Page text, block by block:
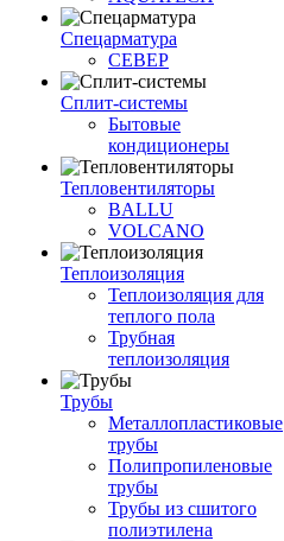
Спецарматура
СЕВЕР
Сплит-системы
Бытовые
кондиционеры
Тепловентиляторы
BALLU
VOLCANO
Теплоизоляция
Теплоизоляция для
теплого пола
Трубная
теплоизоляция
Трубы
Металлопластиковые
трубы
Полипропиленовые
трубы
Трубы из сшитого
полиэтилена